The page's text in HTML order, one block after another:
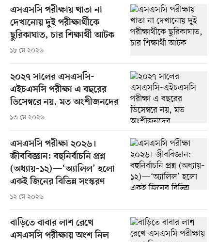
এসএসসি পরীক্ষায় খাতা না
দেখানোয় দুই পরীক্ষার্থীকে
ছুরিকাঘাত, চার শিক্ষার্থী আটক
১৮ মে ২০২৬
২০২৭ সালের এসএসসি-
এইচএসসি পরীক্ষা এ বছরের
ডিসেম্বরে নয়, মত অংশীজনদের
১৩ মে ২০২৬
এসএসসি পরীক্ষা ২০২৬।
জীববিজ্ঞান: বহুনির্বাচনি প্রশ্ন
(অধ্যায়–১২)—‘অ্যালিল’ হলো
একই জিনের বিভিন্ন সংস্করণ
১২ মে ২০২৬
বাড়িতে বাবার লাশ রেখে
এসএসসি পরীক্ষায় অংশ নিল